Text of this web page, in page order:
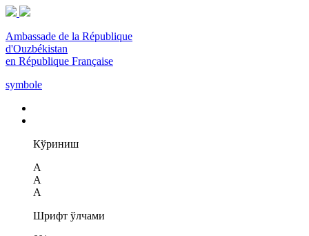
Ambassade de la République
d'Ouzbékistan
en République Française
symbole
Кўриниш
A
A
A
Шрифт ўлчами